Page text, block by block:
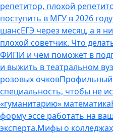
репетитор, плохой
поступить в МГУ в 2026
шансЕГЭ через месяц, а я
плохой советчик. Что
ФИПИ и чем поможет в
и выжить в театральном
розовых очковПрофильный
специальность, чтобы не
«гуманитарию» математика
форму эссе работать на
эксперта.Мифы о